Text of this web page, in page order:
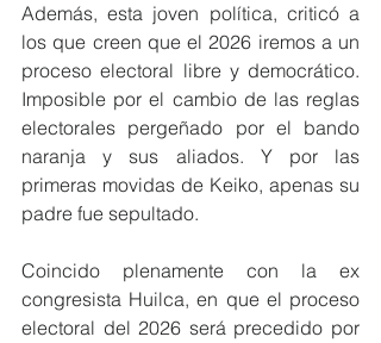
Además, esta joven política, criticó a
los que creen que el 2026 iremos a un
proceso electoral libre y democrático.
Imposible por el cambio de las reglas
electorales pergeñado por el bando
naranja y sus aliados. Y por las
primeras movidas de Keiko, apenas su
padre fue sepultado.
Coincido plenamente con la ex
congresista Huilca, en que el proceso
electoral del 2026 será precedido por